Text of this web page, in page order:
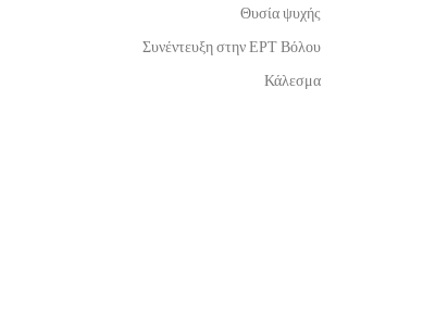
Θυσία ψυχής
Συνέντευξη στην ΕΡΤ Βόλου
Κάλεσμα